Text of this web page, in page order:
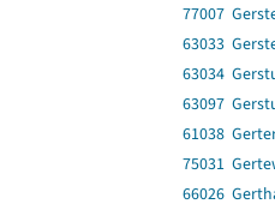
77007
63033
63034
63097
61038
75031
66026